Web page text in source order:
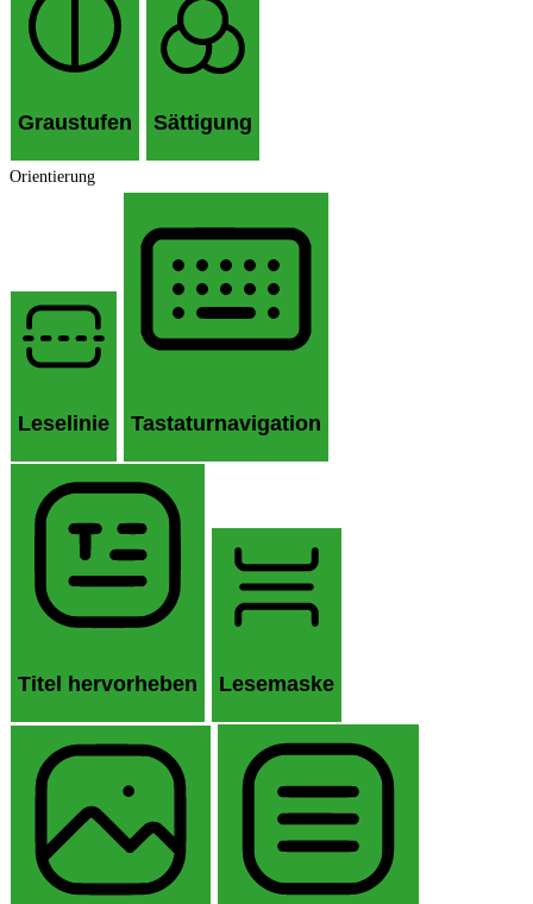
Graustufen Sättigung
Orientierung
Leselinie Tastaturnavigation
Titel hervorheben Lesemaske